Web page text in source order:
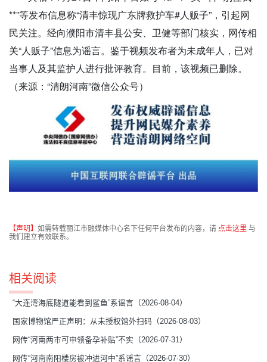
**”等发布信息称“清丰惊现广东牌救护车#人贩子”，引起网
民关注。经向濮阳市清丰县公安、卫健等部门核实，网传相
关“人贩子”信息为谣言。鉴于视频发布者为未成年人，已对
当事人及其监护人进行批评教育。目前，该视频已删除。
（来源：“清朗河南”微信公众号）
【声明】 如需转载丽江市融媒体中心名下任何平台发布的内容，请 点击这里 与
我们建立有效联系。
相关阅读
“大连湾海底隧道能看到鲨鱼”系谣言（2026·08·04）
国家博物馆严正声明：从未授权馆外扫码（2026·08·03）
网传“河南两市可申领备孕补贴”不实（2026·07·31）
网传“河南南阳楼房被冲进河中”系谣言（2026·07·30）